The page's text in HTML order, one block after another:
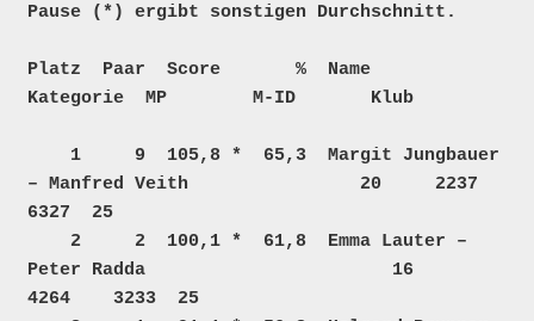
Pause (*) ergibt sonstigen Durchschnitt.
Platz  Paar  Score       %  Name
Kategorie  MP        M-ID       Klub
– Manfred Veith                20     2237
6327  25
Peter Radda                       16
4264    3233  25